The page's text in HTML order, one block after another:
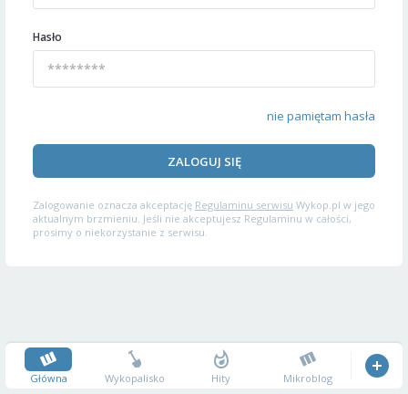
Hasło
nie pamiętam hasła
ZALOGUJ SIĘ
Zalogowanie oznacza akceptację Regulaminu serwisu Wykop.pl w jego
aktualnym brzmieniu. Jeśli nie akceptujesz Regulaminu w całości,
prosimy o niekorzystanie z serwisu.
Główna Wykopalisko Hity Mikroblog